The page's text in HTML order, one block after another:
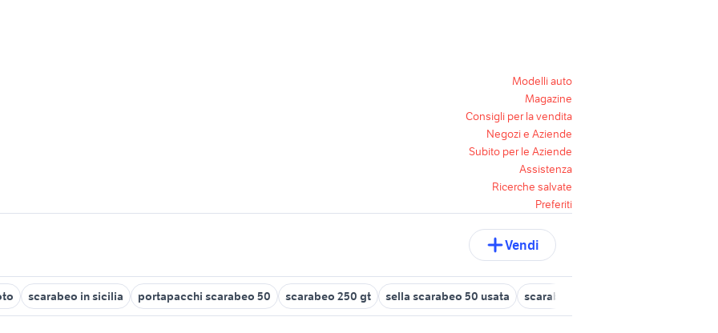
Modelli auto
Magazine
Consigli per la vendita
Negozi e Aziende
Subito per le Aziende
Assistenza
Ricerche salvate
Preferiti
Vendi
scarabeo in sicilia portapacchi scarabeo 50 scarabeo 250 gt sella scarabeo 50 usata scarabeo blu